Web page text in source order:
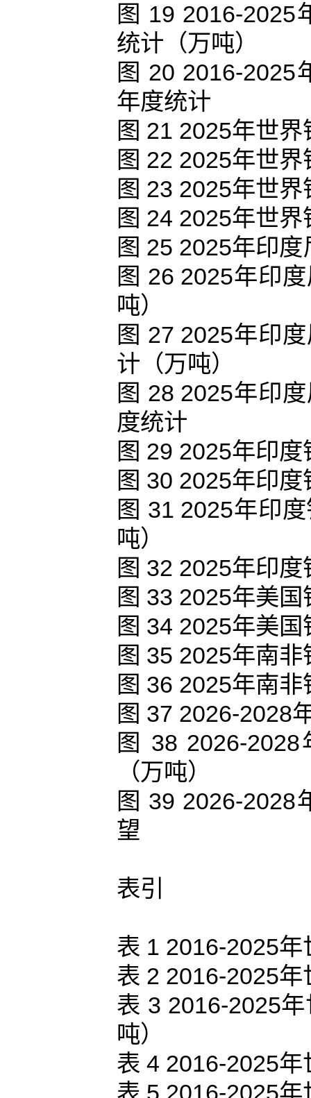
图 19 2016-2025
统计（万吨）
图 20 2016-2025
年度统计
图 21 2025年世
图 22 2025年世
图 23 2025年世
图 24 2025年世
图 25 2025年印
图 26 2025年印
吨）
图 27 2025年印
计（万吨）
图 28 2025年印
度统计
图 29 2025年印
图 30 2025年印
图 31 2025年印
吨）
图 32 2025年印
图 33 2025年美
图 34 2025年美
图 35 2025年南
图 36 2025年南
图 37 2026-2028
图 38 2026-
（万吨）
图 39 2026-2028
望
表引
表 1 2016-2025
表 2 2016-2025
表 3 2016-2025
吨）
表 4 2016-2025
表 5 2016-2025